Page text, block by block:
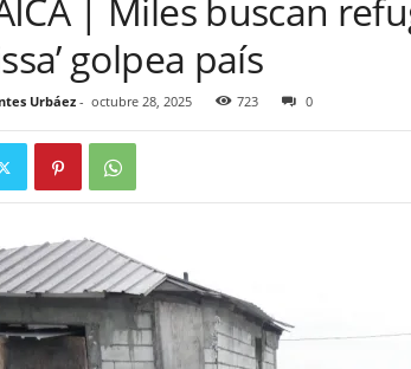
| Miles buscan
golpea país
Urbáez- octubre 28, 2025 723 0